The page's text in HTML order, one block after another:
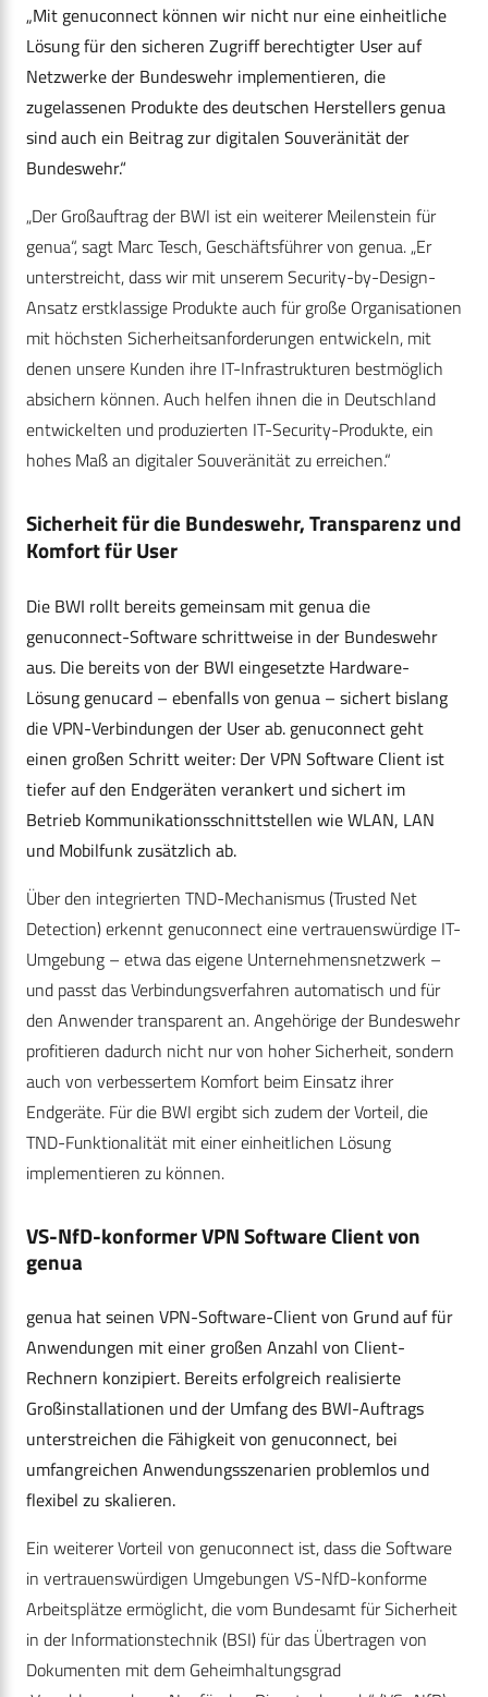
„Mit genuconnect können wir nicht nur eine einheitliche
Lösung für den sicheren Zugriff berechtigter User auf
Netzwerke der Bundeswehr implementieren, die
zugelassenen Produkte des deutschen Herstellers genua
sind auch ein Beitrag zur digitalen Souveränität der
Bundeswehr.“
„Der Großauftrag der BWI ist ein weiterer Meilenstein für
genua“, sagt Marc Tesch, Geschäftsführer von genua. „Er
unterstreicht, dass wir mit unserem Security-by-Design-
Ansatz erstklassige Produkte auch für große Organisationen
mit höchsten Sicherheitsanforderungen entwickeln, mit
denen unsere Kunden ihre IT-Infrastrukturen bestmöglich
absichern können. Auch helfen ihnen die in Deutschland
entwickelten und produzierten IT-Security-Produkte, ein
hohes Maß an digitaler Souveränität zu erreichen.“
Sicherheit für die Bundeswehr, Transparenz und
Komfort für User
Die BWI rollt bereits gemeinsam mit genua die
genuconnect-Software schrittweise in der Bundeswehr
aus. Die bereits von der BWI eingesetzte Hardware-
Lösung genucard – ebenfalls von genua – sichert bislang
die VPN-Verbindungen der User ab. genuconnect geht
einen großen Schritt weiter: Der VPN Software Client ist
tiefer auf den Endgeräten verankert und sichert im
Betrieb Kommunikationsschnittstellen wie WLAN, LAN
und Mobilfunk zusätzlich ab.
Über den integrierten TND-Mechanismus (Trusted Net
Detection) erkennt genuconnect eine vertrauenswürdige IT-
Umgebung – etwa das eigene Unternehmensnetzwerk –
und passt das Verbindungsverfahren automatisch und für
den Anwender transparent an. Angehörige der Bundeswehr
profitieren dadurch nicht nur von hoher Sicherheit, sondern
auch von verbessertem Komfort beim Einsatz ihrer
Endgeräte. Für die BWI ergibt sich zudem der Vorteil, die
TND-Funktionalität mit einer einheitlichen Lösung
implementieren zu können.
VS-NfD-konformer VPN Software Client von
genua
genua hat seinen VPN-Software-Client von Grund auf für
Anwendungen mit einer großen Anzahl von Client-
Rechnern konzipiert. Bereits erfolgreich realisierte
Großinstallationen und der Umfang des BWI-Auftrags
unterstreichen die Fähigkeit von genuconnect, bei
umfangreichen Anwendungsszenarien problemlos und
flexibel zu skalieren.
Ein weiterer Vorteil von genuconnect ist, dass die Software
in vertrauenswürdigen Umgebungen VS-NfD-konforme
Arbeitsplätze ermöglicht, die vom Bundesamt für Sicherheit
in der Informationstechnik (BSI) für das Übertragen von
Dokumenten mit dem Geheimhaltungsgrad